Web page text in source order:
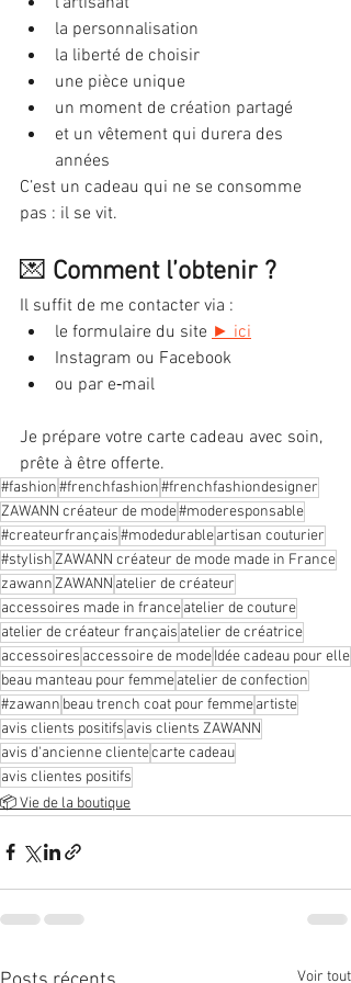
la personnalisation
la liberté de choisir
une pièce unique
un moment de création partagé
et un vêtement qui durera des
années
C’est un cadeau qui ne se consomme
pas : il se vit.
💌 Comment l’obtenir ?
Il suffit de me contacter via :
le formulaire du site ► ici
Instagram ou Facebook
ou par e‑mail
Je prépare votre carte cadeau avec soin,
prête à être offerte.
#fashion#frenchfashion#frenchfashiondesigner
ZAWANN créateur de mode#moderesponsable
#createurfrançais#modedurableartisan couturier
#stylishZAWANN créateur de mode made in France
zawannZAWANN atelier de créateur
accessoires made in franceatelier de couture
atelier de créateur français atelier de créatrice
accessoires accessoire de modeIdée cadeau pour elle
beau manteau pour femmeatelier de confection
#zawann beau trench coat pour femmeartiste
avis clients positifs avis clients ZAWANN
avis d'ancienne clientecarte cadeau
avis clientes positifs
📦 Vie de la boutique
Voir tout